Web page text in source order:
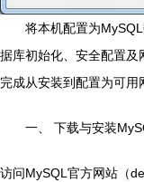
将本机配置为
据库初始化、安全配置
完成从安装到配置为可用
一、 下载与安装
访问MySQL官方网站（